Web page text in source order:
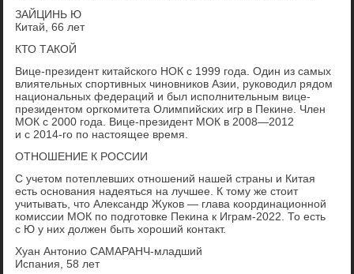
ЗАЙЦИНЬ Ю
Китай, 66 лет
КТО ТАКОЙ
Вице-президент китайского НОК с 1999 года. Один из самых
влиятельных спортивных чиновников Азии, руководил рядом
национальных федераций и был исполнительным вице-
президентом оргкомитета Олимпийских игр в Пекине. Член
МОК с 2000 года. Вице-президент МОК в 2008—2012
и с 2014-го по настоящее время.
ОТНОШЕНИЕ К РОССИИ
С учетом потеплевших отношений нашей страны и Китая
есть основания надеяться на лучшее. К тому же стоит
учитывать, что Александр Жуков — глава координационной
комиссии МОК по подготовке Пекина к Играм-2022. То есть
с Ю у них должен быть хороший контакт.
Хуан Антонио САМАРАНЧ-младший
Испания, 58 лет